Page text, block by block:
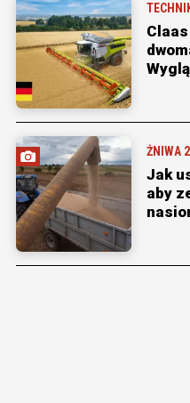
ŻNIWA
Jak
aby